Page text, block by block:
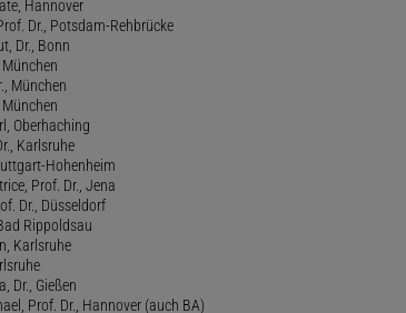
Hannover
Dr., Potsdam-Rehbrücke
Dr., Bonn
München
München
München
Oberhaching
Karlsruhe
Hohenheim
Prof. Dr., Jena
Dr., Düsseldorf
Rippoldsau
Karlsruhe
Dr., Gießen
Prof. Dr., Hannover (auch BA)